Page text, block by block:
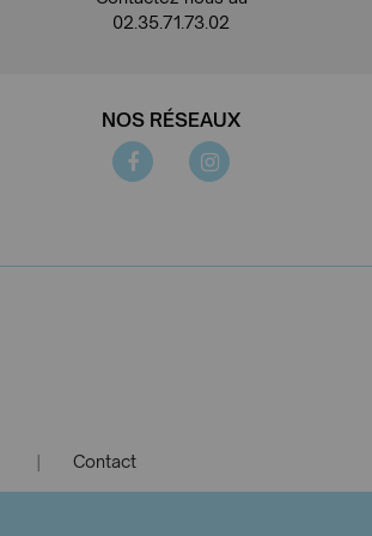
02.35.71.73.02
NOS RÉSEAUX
Contact